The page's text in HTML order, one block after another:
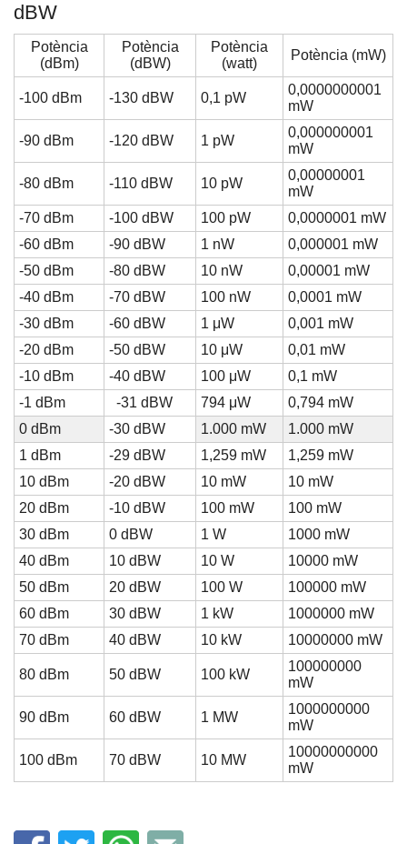
dBW
Potència
(dBm)
Potència
(dBW)
Potència
(watt)
Potència (mW)
-100 dBm -130 dBW 0,1 pW
0,0000000001
mW
-90 dBm -120 dBW 1 pW
0,000000001
mW
-80 dBm -110 dBW 10 pW
0,00000001
mW
-70 dBm
-100 dBW 100 pW
0,0000001 mW
-60 dBm
-90 dBW 1 nW
0,000001 mW
-50 dBm
-80 dBW 10 nW
0,00001 mW
-40 dBm
-70 dBW 100 nW
0,0001 mW
-30 dBm
-60 dBW 1 μW
0,001 mW
-20 dBm
-50 dBW 10 μW
0,01 mW
-10 dBm
-40 dBW 100 μW
0,1 mW
-1 dBm
-31 dBW 794 μW
0,794 mW
0 dBm
-30 dBW 1.000 mW
1.000 mW
1 dBm
-29 dBW 1,259 mW
1,259 mW
10 dBm
-20 dBW 10 mW
10 mW
20 dBm
-10 dBW 100 mW
100 mW
30 dBm
0 dBW 1 W
1000 mW
40 dBm
10 dBW 10 W
10000 mW
50 dBm
20 dBW 100 W
100000 mW
60 dBm
30 dBW 1 kW
1000000 mW
70 dBm
40 dBW 10 kW 10000000 mW
80 dBm 50 dBW 100 kW
100000000
mW
90 dBm 60 dBW 1 MW
1000000000
mW
100 dBm 70 dBW 10 MW
10000000000
mW